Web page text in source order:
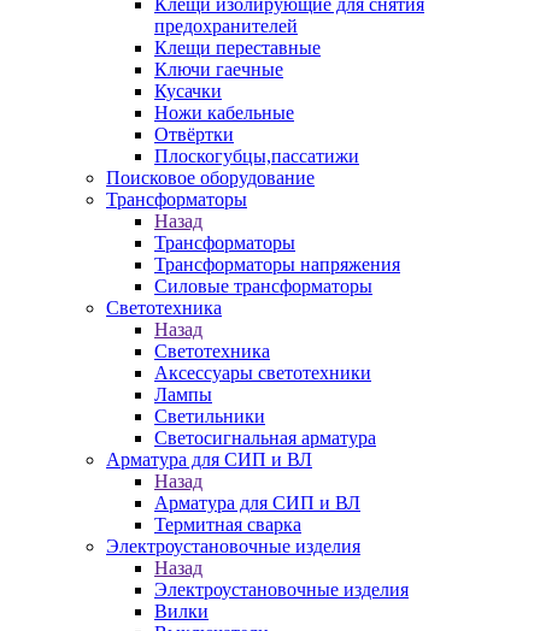
Клещи изолирующие для снятия
предохранителей
Клещи переставные
Ключи гаечные
Кусачки
Ножи кабельные
Отвёртки
Плоскогубцы,пассатижи
Поисковое оборудование
Трансформаторы
Назад
Трансформаторы
Трансформаторы напряжения
Силовые трансформаторы
Светотехника
Назад
Светотехника
Аксессуары светотехники
Лампы
Светильники
Светосигнальная арматура
Арматура для СИП и ВЛ
Назад
Арматура для СИП и ВЛ
Термитная сварка
Электроустановочные изделия
Назад
Электроустановочные изделия
Вилки